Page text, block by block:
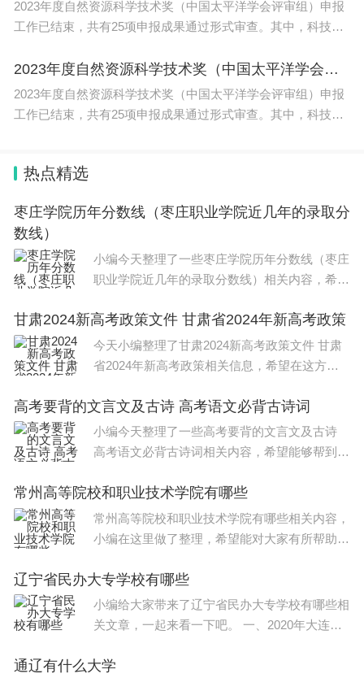
2023年度自然资源科学技术奖（中国太平洋学会评审组）申报
工作已结束，共有25项申报成果通过形式审查。其中，科技进
2023年度自然资源科学技术奖（中国太平洋学会评审组）申报项目公示
2023年度自然资源科学技术奖（中国太平洋学会评审组）申报
工作已结束，共有25项申报成果通过形式审查。其中，科技进
热点精选
枣庄学院历年分数线（枣庄职业学院近几年的录取分
数线）
小编今天整理了一些枣庄学院历年分数线（枣庄
职业学院近几年的录取分数线）相关内容，希望
23年： 文科本科一批：理科478分，文科479
分。
甘肃2024新高考政策文件 甘肃省2024年新高考政策
今天小编整理了甘肃2024新高考政策文件 甘肃
省2024年新高考政策相关信息，希望在这方面
年。根据甘肃省政府新闻办2021年9月15日召开
的“甘肃省深化高等
高考要背的文言文及古诗 高考语文必背古诗词
小编今天整理了一些高考要背的文言文及古诗
高考语文必背古诗词相关内容，希望能够帮到大
胜，三吴都会，钱塘自古繁华。烟柳画桥，风帘
翠幕，参差十万人家
常州高等院校和职业技术学院有哪些
常州高等院校和职业技术学院有哪些相关内容，
小编在这里做了整理，希望能对大家有所帮助，
一起来了解一下吧！ 常州市拥有多所高等院校
和职业技术学院，下面为
辽宁省民办大专学校有哪些
小编给大家带来了辽宁省民办大专学校有哪些相
关文章，一起来看一下吧。 一、2020年大连比
所在地 办学层次 备注 1 大连职业技术学院 辽宁
通辽有什么大学